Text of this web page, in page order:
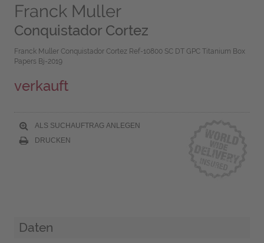
Franck Muller
Conquistador Cortez
Franck Muller Conquistador Cortez Ref-10800 SC DT GPC Titanium Box
Papers Bj-2019
verkauft
ALS SUCHAUFTRAG ANLEGEN
DRUCKEN
Daten